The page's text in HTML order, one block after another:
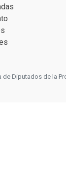
Diputados de la